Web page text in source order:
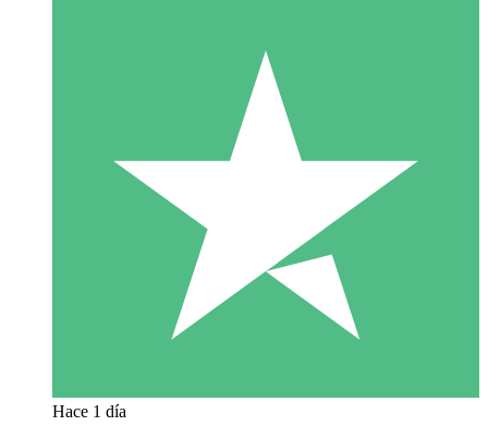
Hace 1 día